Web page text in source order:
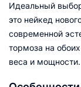
Идеальный
это нейкед
современной
тормоза на
веса и мощности.